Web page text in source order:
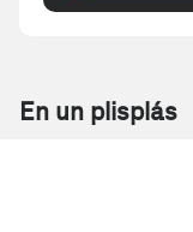
En un plisplás